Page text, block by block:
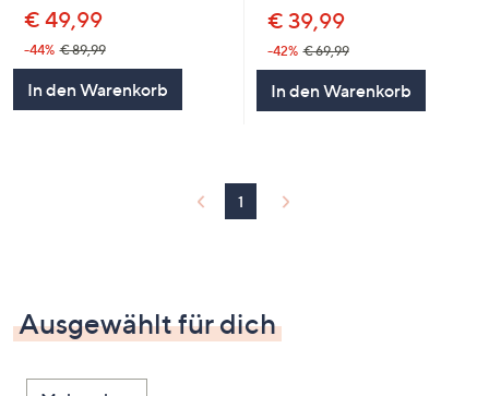
€ 49,99
-44% € 89,99
In den Warenkorb
€ 39,99
-42% € 69,99
In den Warenkorb
1
Ausgewählt für dich